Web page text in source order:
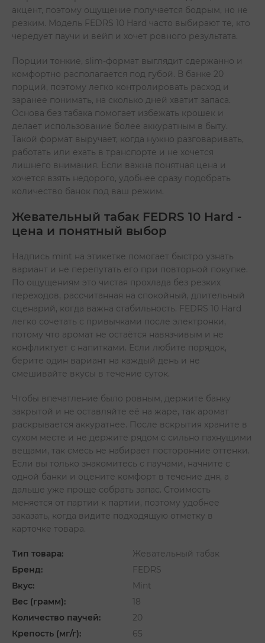
акцент, поэтому ощущение получается бодрым, но не
резким. Модель FEDRS 10 Hard часто выбирают те, кто
чередует паучи и вейп и хочет ровного результата.
Порции тонкие, slim-формат выглядит сдержанно и
комфортно располагается под губой. В банке 20
порций, поэтому легко контролировать расход и
заранее понимать, на сколько дней хватит запаса.
Основа без табака помогает избежать крошек и
делает использование более аккуратным в быту.
Такой формат выручает, когда нужно разговаривать,
работать или ехать в транспорте и не хочется
лишнего внимания. Если важна понятная цена и
хочется взять недорого, удобнее сразу подобрать
количество банок под ваш режим.
Жевательный табак FEDRS 10 Hard -
цена и понятный выбор
Надпись mint на этикетке помогает быстро узнать
вариант и не перепутать его при повторной покупке.
По ощущениям это чистая прохлада без резких
переходов, рассчитанная на спокойный, длительный
сценарий, когда важна стабильность. FEDRS 10 Hard
легко сочетать с привычками после электронки,
потому что аромат не остаётся навязчивым и не
конфликтует с напитками. Если любите порядок,
берите один вариант на каждый день и не
смешивайте вкусы в течение суток.
Чтобы впечатление было ровным, держите банку
закрытой и не оставляйте её на жаре, так аромат
раскрывается аккуратнее. После вскрытия храните в
сухом месте и не держите рядом с сильно пахнущими
вещами, так смесь не набирает посторонние оттенки.
Если вы только знакомитесь с паучами, начните с
одной банки и оцените комфорт в течение дня, а
дальше уже проще собрать запас. Стоимость
меняется от партии к партии, поэтому удобнее
заказать, когда видите подходящую отметку в
карточке товара.
Тип товара:
Жевательный табак
Бренд:
FEDRS
Вкус:
Mint
Вес (грамм):
18
Количество паучей:
20
Крепость (мг/г):
65